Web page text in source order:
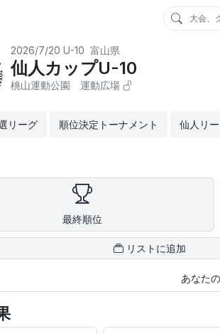
大会、
2026/7/20 U-10 富山県
仙人カップU-10
桃山運動公園 運動広場
リーグ 順位決定トーナメント 仙人リ
最終順位
リストに追加
あなた